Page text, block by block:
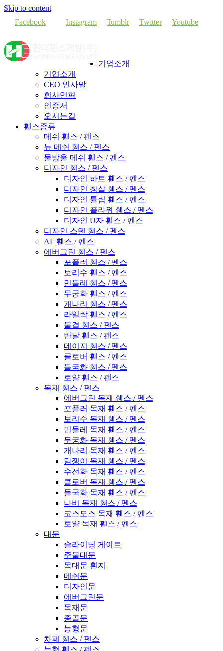
Skip to content
Facebook
Instagram Tumblr Twitter Youtube
기업소개
기업소개
CEO 인사말
회사연혁
인증서
오시는길
휀스종류
메쉬 휀스 / 펜스
뉴 메쉬 휀스 / 펜스
물방울 메쉬 휀스 / 펜스
디자인 휀스 / 펜스
디자인 하트 휀스 / 펜스
디자인 창살 휀스 / 펜스
디자인 튤립 휀스 / 펜스
디자인 플라워 휀스 / 펜스
디자인 U자 휀스 / 펜스
디자인 스텐 휀스 / 펜스
AL 휀스 / 펜스
에버그린 휀스 / 펜스
포플러 휀스 / 펜스
보리수 휀스 / 펜스
민들레 휀스 / 펜스
무궁화 휀스 / 펜스
개나리 휀스 / 펜스
라일락 휀스 / 펜스
물결 휀스 / 펜스
반달 휀스 / 펜스
데이지 휀스 / 펜스
클로버 휀스 / 펜스
들국화 휀스 / 펜스
로얄 휀스 / 펜스
목재 휀스 / 펜스
에버그린 목재 휀스 / 펜스
포플러 목재 휀스 / 펜스
보리수 목재 휀스 / 펜스
민들레 목재 휀스 / 펜스
무궁화 목재 휀스 / 펜스
개나리 목재 휀스 / 펜스
담쟁이 목재 휀스 / 펜스
수선화 목재 휀스 / 펜스
클로버 목재 휀스 / 펜스
들국화 목재 휀스 / 펜스
나비 목재 휀스 / 펜스
코스모스 목재 휀스 / 펜스
로얄 목재 휀스 / 펜스
대문
슬라이딩 게이트
주물대문
목대문 흰지
메쉬문
디자인문
에버그린문
목재문
종골문
능형문
차폐 휀스 / 펜스
능형 휀스 / 펜스